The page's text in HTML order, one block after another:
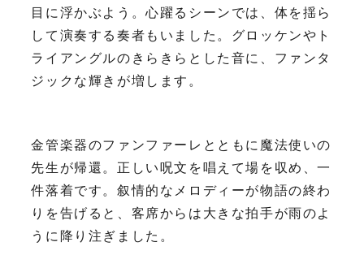
目に浮かぶよう。心躍るシーンでは、体を揺ら
して演奏する奏者もいました。グロッケンやト
ライアングルのきらきらとした音に、ファンタ
ジックな輝きが増します。
金管楽器のファンファーレとともに魔法使いの
先生が帰還。正しい呪文を唱えて場を収め、一
件落着です。叙情的なメロディーが物語の終わ
りを告げると、客席からは大きな拍手が雨のよ
うに降り注ぎました。